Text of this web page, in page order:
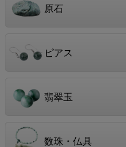
原石
ピアス
翡翠玉
数珠・仏具